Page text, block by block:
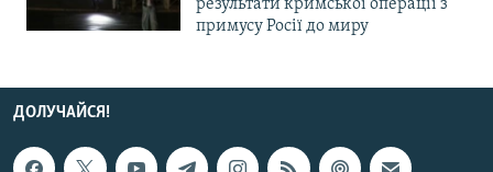
результати кримської операції з
примусу Росії до миру
ДОЛУЧАЙСЯ!